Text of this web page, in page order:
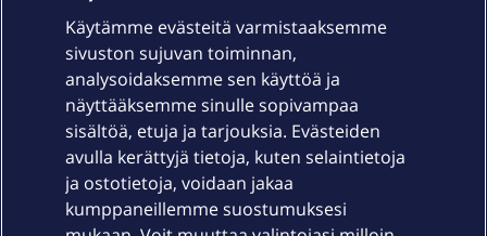
Laitteet & liittymät
Palvelut
Käytämme evästeitä varmistaaksemme
sivuston sujuvan toiminnan,
analysoidaksemme sen käyttöä ja
näyttääksemme sinulle sopivampaa
sisältöä, etuja ja tarjouksia. Evästeiden
avulla kerättyjä tietoja, kuten selaintietoja
ja ostotietoja, voidaan jakaa
kumppaneillemme suostumuksesi